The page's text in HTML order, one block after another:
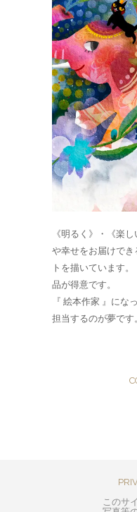
《明るく》・《楽
や幸せをお届けで
トを描いています
品が得意です。
『 絵本作家 』にな
担当するのが夢です
このサ